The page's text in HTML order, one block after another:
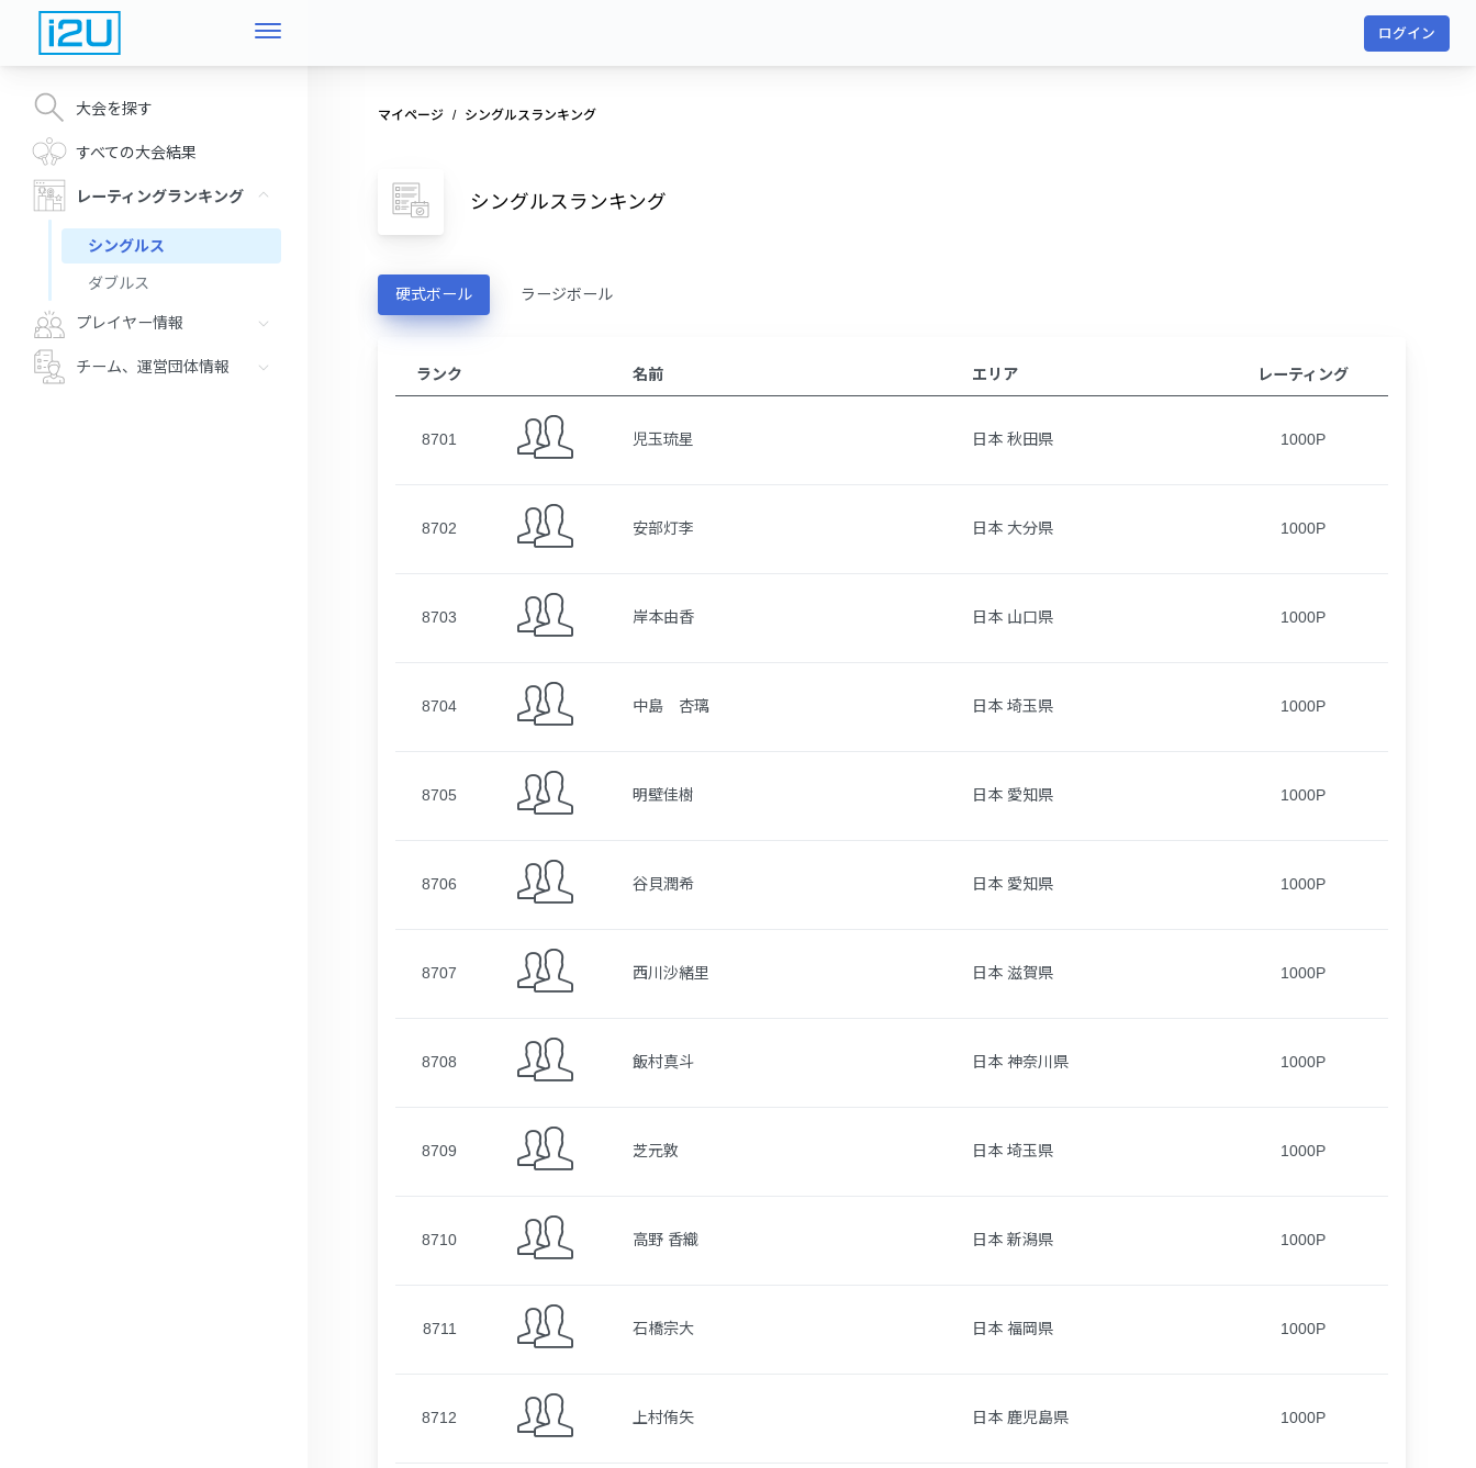
ログイン
大会を探す
すべての大会結果
レーティングランキング
シングルス
ダブルス
プレイヤー情報
チーム、運営団体情報
マイページ シングルスランキング
シングルスランキング
硬式ボール ラージボール
ランク 名前 エリア レーティング
8701 児玉琉星 日本 秋田県 1000P
8702 安部灯李 日本 大分県 1000P
8703 岸本由香 日本 山口県 1000P
8704 中島 杏璃 日本 埼玉県 1000P
8705 明壁佳樹 日本 愛知県 1000P
8706 谷貝潤希 日本 愛知県 1000P
8707 西川沙緒里 日本 滋賀県 1000P
8708 飯村真斗 日本 神奈川県 1000P
8709 芝元敦 日本 埼玉県 1000P
8710 高野 香織 日本 新潟県 1000P
8711 石橋宗大 日本 福岡県 1000P
8712 上村侑矢 日本 鹿児島県 1000P